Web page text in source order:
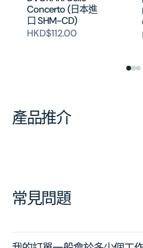
Concerto (日本進
口 SHM-CD)
HKD$112.00
產品推介
常見問題